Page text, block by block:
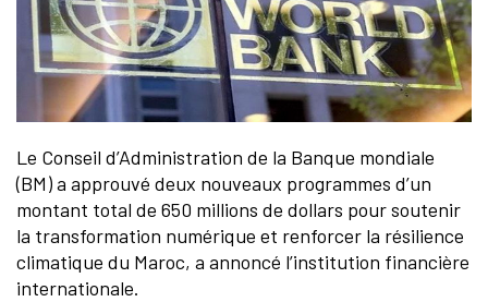
Le Conseil d’Administration de la Banque mondiale
(BM) a approuvé deux nouveaux programmes d’un
montant total de 650 millions de dollars pour soutenir
la transformation numérique et renforcer la résilience
climatique du Maroc, a annoncé l’institution financière
internationale.